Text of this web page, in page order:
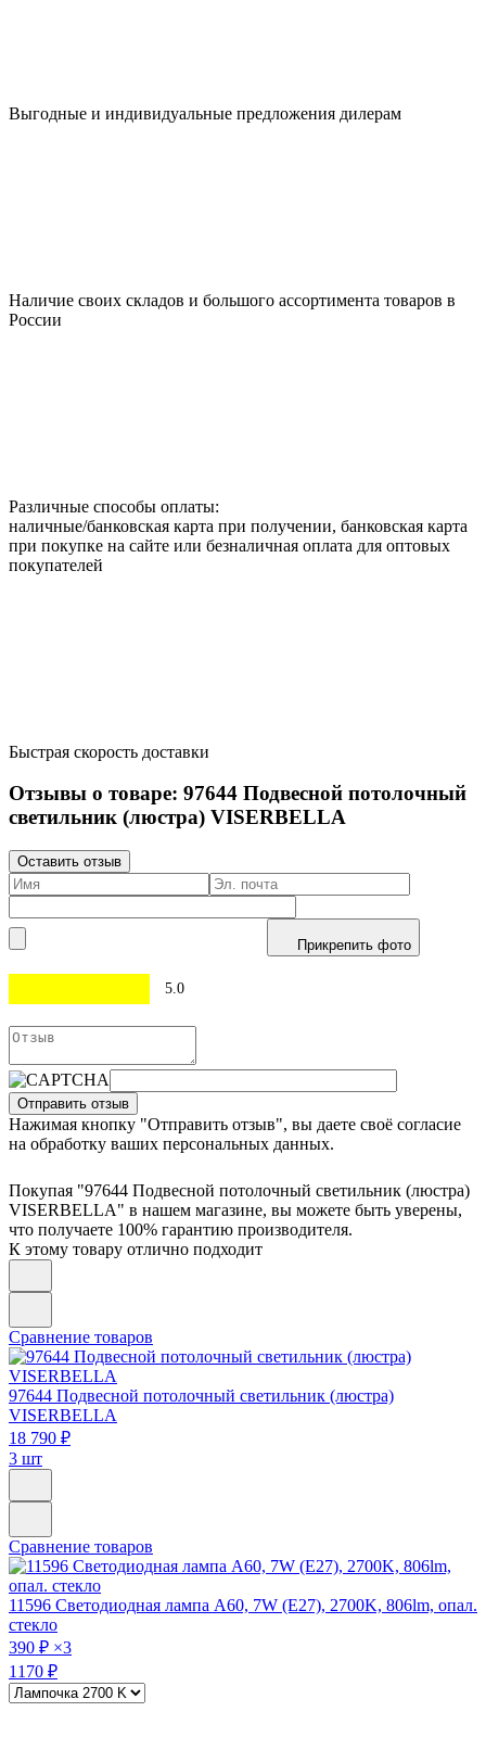
Выгодные и индивидуальные предложения дилерам
Наличие своих складов и большого ассортимента товаров в
России
Различные способы оплаты:
наличные/банковская карта при получении, банковская карта
при покупке на сайте или безналичная оплата для оптовых
покупателей
Быстрая скорость доставки
Отзывы о товаре: 97644 Подвесной потолочный
светильник (люстра) VISERBELLA
Оставить отзыв
Прикрепить фото
5.0
Отправить отзыв
Нажимая кнопку "Отправить отзыв", вы даете своё согласие
на обработку ваших персональных данных.
Покупая "97644 Подвесной потолочный светильник (люстра)
VISERBELLA" в нашем магазине, вы можете быть уверены,
что получаете 100% гарантию производителя.
К этому товару отлично подходит
Сравнение товаров
97644 Подвесной потолочный светильник (люстра)
VISERBELLA
18 790 ₽
3 шт
Сравнение товаров
11596 Светодиодная лампа A60, 7W (E27), 2700K, 806lm, опал.
стекло
390 ₽ ×3
1170 ₽